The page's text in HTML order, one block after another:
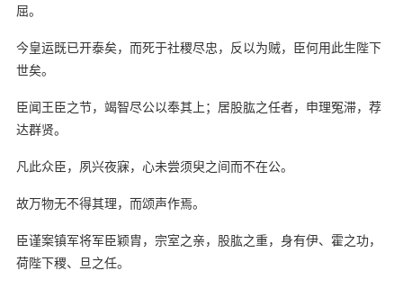
屈。
今皇运既已开泰矣，而死于社稷尽忠，反以为贼，臣何用此生陛下
世矣。
臣闻王臣之节，竭智尽公以奉其上；居股肱之任者，申理冤滞，荐
达群贤。
凡此众臣，夙兴夜寐，心未尝须臾之间而不在公。
故万物无不得其理，而颂声作焉。
臣谨案镇军将军臣颖胄，宗室之亲，股肱之重，身有伊、霍之功，
荷陛下稷、旦之任。